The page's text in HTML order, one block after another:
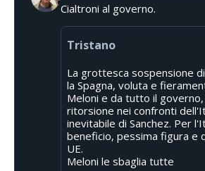
Cialtroni al governo.
Tristano
La grottesca sospensione
la Spagna, voluta e
Meloni e da tutto il
ritorsione nei confronti
inevitabile di Sanchez. Per
beneficio, pessima figura e
UE.
Meloni le sbaglia tutte